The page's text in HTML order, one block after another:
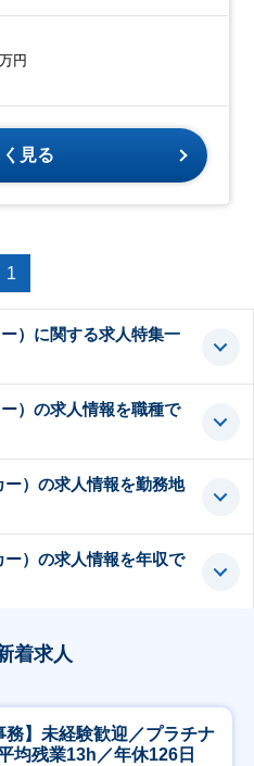
円
見る
1
）に関する求人特集一
）の求人情報を職種で
ー）の求人情報を勤務地
ー）の求人情報を年収で
着求人
】未経験歓迎／プラチナ
均残業13h／年休126日